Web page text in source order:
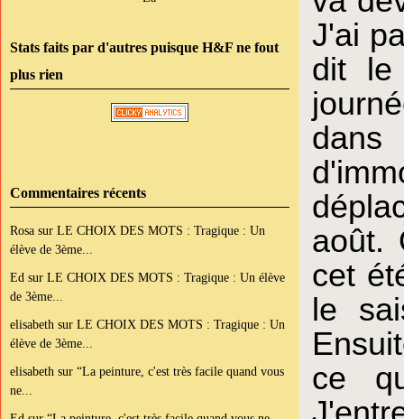
Stats faits par d'autres puisque H&F ne fout
plus rien
Commentaires récents
Rosa sur LE CHOIX DES MOTS : Tragique : Un
élève de 3ème...
Ed sur LE CHOIX DES MOTS : Tragique : Un élève
de 3ème...
elisabeth sur LE CHOIX DES MOTS : Tragique : Un
élève de 3ème...
elisabeth sur “La peinture, c'est très facile quand vous
ne...
J'ai
dit le
août.
cet
le
ce